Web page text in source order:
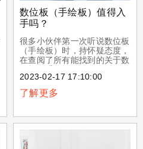
数位板（手绘板）值得入
手吗？
很多小伙伴第一次听说数位板
（手绘板）时，持怀疑态度，
在查阅了所有能找到的关于数
不知道它究竟有什么作用？相
信您对数位板也或多或少有过
同样的感受。为了消除您的顾
定的答案：是的，它值得！
2023-02-17 17:10:00
了解更多